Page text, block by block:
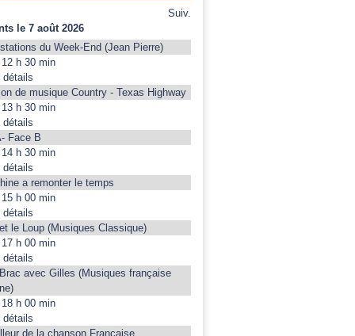
Suiv.
le 7 août 2026
du Week-End (Jean Pierre)
12 h 30 min
détails
de musique Country - Texas Highway
13 h 30 min
détails
Face B
14 h 30 min
détails
a remonter le temps
15 h 00 min
détails
le Loup (Musiques Classique)
17 h 00 min
détails
avec Gilles (Musiques française
18 h 00 min
détails
de la chanson Française